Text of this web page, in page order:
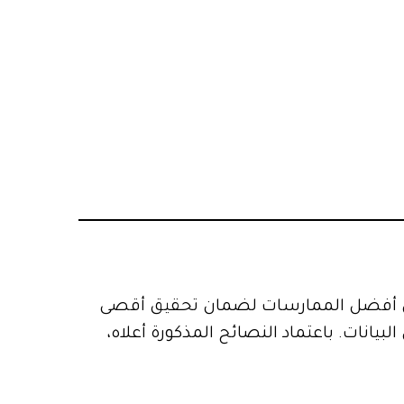
أفضل الممارسات لضمان تحقيق أقصى
باعتماد النصائح المذكورة أعلاه،